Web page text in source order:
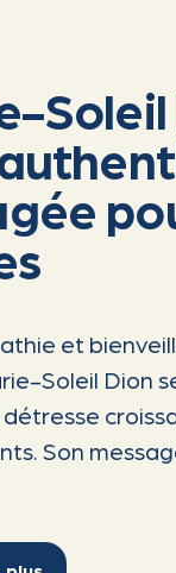
Soleil
et
Soleil Dion
détresse
Son